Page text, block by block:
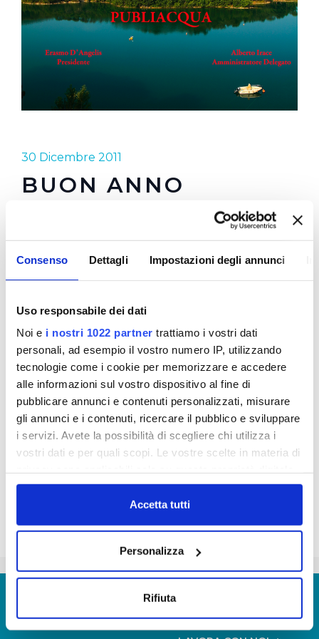
Consenso Dettagli Impostazioni degli annunci
Uso responsabile dei dati
Noi e i nostri 1022 partner trattiamo i vostri dati
personali, ad esempio il vostro numero IP, utilizzando
tecnologie come i cookie per memorizzare e accedere
alle informazioni sul vostro dispositivo al fine di
pubblicare annunci e contenuti personalizzati, misurare
gli annunci e i contenuti, ricercare il pubblico e sviluppare
i servizi. Avete la possibilità di scegliere chi utilizza i
vostri dati e per quali scopi. Le vostre scelte in materia di
in cui avete effettuato le vostre scelte. È possibile
modificare o revocare il proprio consenso in qualsiasi
momento dalla Dichiarazione sui cookie o facendo clic
Con il tuo consenso, vorremmo anche:
raccogliere informazioni sulla tua posizione
Accetta tutti
Personalizza
Rifiuta
30 Dicembre 2011
BUON ANNO
60 milioni di euro investiti nel 2011.
equivalenti a 32 milioni di bottiglie di plastica da
0,5 litri non prodotte
per 10 milioni di euro risparmiati dalle famiglie.
Publiacqua augura a tutti un 2012 di qualità
pubbliacqua_-_auguri_di_buon_2012.mp3
GIUDICA IL SERVIZIO